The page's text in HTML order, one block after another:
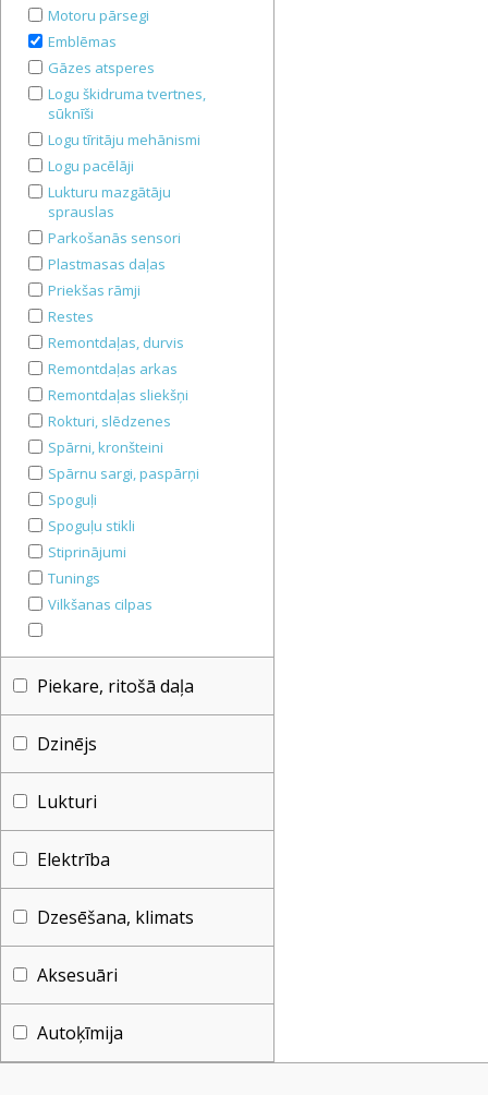
Motoru pārsegi
Emblēmas
Gāzes atsperes
Logu škidruma tvertnes,
sūknīši
Logu tīritāju mehānismi
Logu pacēlāji
Lukturu mazgātāju
sprauslas
Parkošanās sensori
Plastmasas daļas
Priekšas rāmji
Restes
Remontdaļas, durvis
Remontdaļas arkas
Remontdaļas sliekšņi
Rokturi, slēdzenes
Spārni, kronšteini
Spārnu sargi, paspārņi
Spoguļi
Spoguļu stikli
Stiprinājumi
Tunings
Vilkšanas cilpas
Piekare, ritošā daļa
Dzinējs
Lukturi
Elektrība
Dzesēšana, klimats
Aksesuāri
Autoķīmija